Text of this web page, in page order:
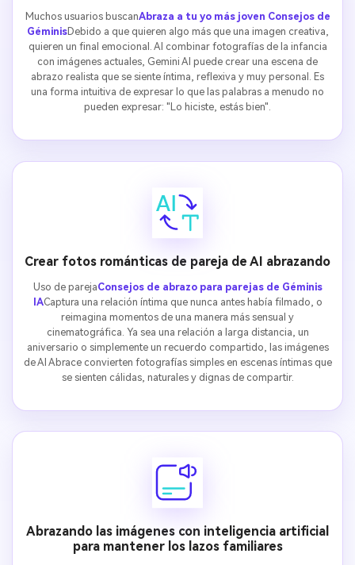
Muchos usuarios buscanAbraza a tu yo más joven Consejos de
GéminisDebido a que quieren algo más que una imagen creativa,
quieren un final emocional. Al combinar fotografías de la infancia
con imágenes actuales, Gemini AI puede crear una escena de
abrazo realista que se siente íntima, reflexiva y muy personal. Es
una forma intuitiva de expresar lo que las palabras a menudo no
pueden expresar: "Lo hiciste, estás bien".
Crear fotos románticas de pareja de AI abrazando
Uso de parejaConsejos de abrazo para parejas de Géminis
IACaptura una relación íntima que nunca antes había filmado, o
reimagina momentos de una manera más sensual y
cinematográfica. Ya sea una relación a larga distancia, un
aniversario o simplemente un recuerdo compartido, las imágenes
de AI Abrace convierten fotografías simples en escenas íntimas que
se sienten cálidas, naturales y dignas de compartir.
Abrazando las imágenes con inteligencia artificial
para mantener los lazos familiares